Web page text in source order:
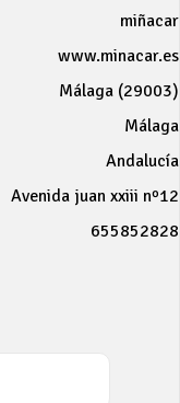
miñacar
www.minacar.es
Málaga (29003)
Málaga
Andalucía
Avenida juan xxiii nº12
655852828